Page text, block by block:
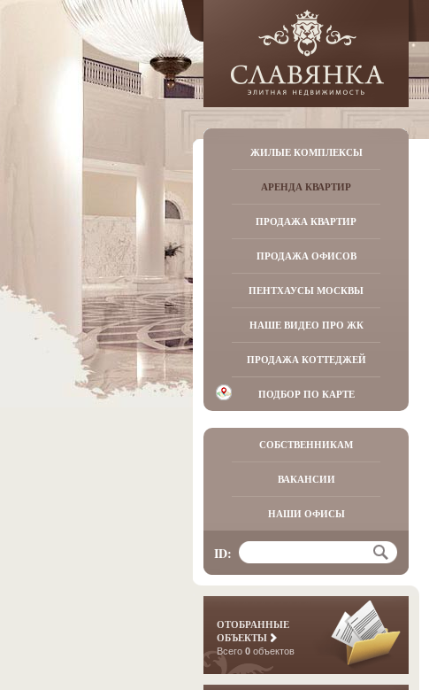
ЖИЛЫЕ КОМПЛЕКСЫ
АРЕНДА КВАРТИР
ПРОДАЖА КВАРТИР
ПРОДАЖА ОФИСОВ
ПЕНТХАУСЫ МОСКВЫ
НАШЕ ВИДЕО ПРО ЖК
ПРОДАЖА КОТТЕДЖЕЙ
ПОДБОР ПО КАРТЕ
СОБСТВЕННИКАМ
ВАКАНСИИ
НАШИ ОФИСЫ
ID:
ОТОБРАННЫЕ
ОБЪЕКТЫ
Всего 0 объектов